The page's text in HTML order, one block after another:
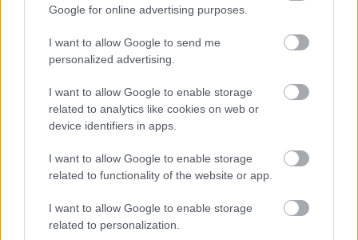
Google for online advertising purposes.
I want to allow Google to send me
personalized advertising.
I want to allow Google to enable storage
related to analytics like cookies on web or
device identifiers in apps.
I want to allow Google to enable storage
related to functionality of the website or app.
I want to allow Google to enable storage
related to personalization.
MesterCentrum.hu
megye